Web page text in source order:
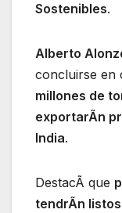
Sostenibles.
Alberto
concluirse en
millones de
exportarÃn
India.
DestacÃ que
tendrÃn